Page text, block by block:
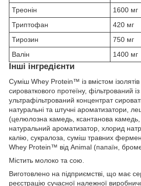
Треонін
1600 мг
Триптофан
420 мг
Тирозин
750 мг
Валін
1400 мг
Інші інгредієнти
Суміш Whey Protein™ із вмістом ізолятів
сироваткового протеїну, фільтрований
ультрафільтрований концентрат
натуральні та штучні ароматизатори,
(целюлозна камедь, ксантанова камедь,
натуральний ароматизатор, хлорид
калію, сукралоза, суміш травних
Whey Protein™ від Animal (папаїн,
Містить молоко та сою.
Виготовлено на підприємстві, що має
реєстрацію сучасної належної